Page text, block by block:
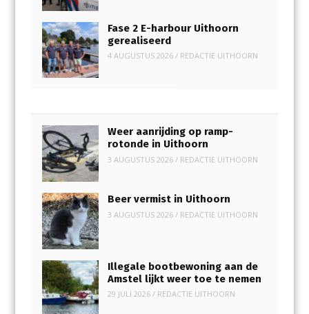
Fase 2 E-harbour Uithoorn
gerealiseerd
4 AUGUSTUS 2026/ REDACTIE UITHOORN
Weer aanrijding op ramp-
rotonde in Uithoorn
3 AUGUSTUS 2026/ REDACTIE UITHOORN
Beer vermist in Uithoorn
3 AUGUSTUS 2026/ REDACTIE UITHOORN
Illegale bootbewoning aan de
Amstel lijkt weer toe te nemen
29 JULI 2026/ REDACTIE UITHOORN